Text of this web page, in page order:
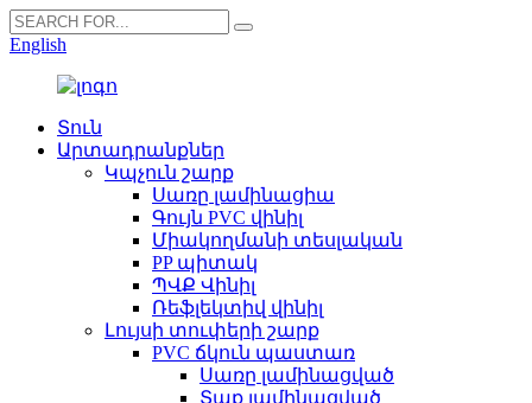
English
Տուն
Արտադրանքներ
Կպչուն շարք
Սառը լամինացիա
Գույն PVC վինիլ
Միակողմանի տեսլական
PP պիտակ
ՊՎՔ Վինիլ
Ռեֆլեկտիվ վինիլ
Լույսի տուփերի շարք
PVC ճկուն պաստառ
Սառը լամինացված
Տաք լամինացված